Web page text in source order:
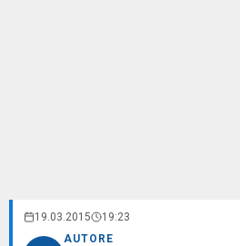
19.03.2015 19:23
AUTORE